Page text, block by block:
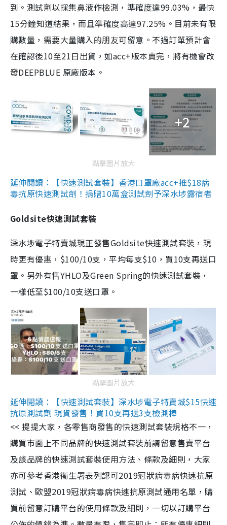
到。測試劑以採集鼻液作檢測，準確度達99.03%，最快
15分鐘知道結果，而且準確度高達97.25%。目前未有限
購數量，需要大量購入的朋友可留意。不過訂單預計會
在確認後10至21日出貨，如acc+版本賣完，將有機會改
發DEEPBLUE 原廠版本。
+2
點擊圖片放大
延伸閱讀：【快速測試套裝】香港口罩廠acc+推$18病
毒抗原快速測試劑！捐贈10萬盒測試劑予深水埗露宿者
Goldsite快速測試套裝
深水埗電子特賣城現正發售Goldsite快速測試套裝，現
時更有優惠，$100/10支，平均每支$10，買10支再送口
罩。另外有售YHLO及Green Spring的快速測試套裝，
一樣低至$100/10支送口罩。
點擊圖片放大
延伸閱讀：【快速測試套裝】深水埗電子特賣城$15快速
抗原測試劑 現貨發售！買10支再送3支檢測棒
<< 提提大家，各零售商發售的快速測試套裝規格不一，
購買市面上不同品牌的快速測試套裝前請留意售賣平台
及該品牌的快速測試套裝使用方法、條款及細則，大家
亦可參考香港衞生署表列認可2019冠狀病毒病快速抗原
測試、歐盟2019冠狀病毒病快速抗原測試通用名單，購
買前留意訂購平台的使用條款及細則，一切以訂購平台